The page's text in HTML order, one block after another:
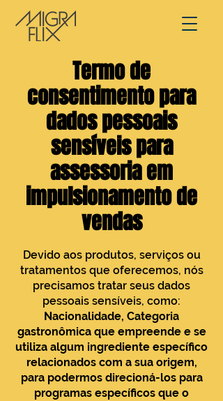
Termo de
consentimento para
dados pessoais
sensíveis para
assessoria em
impulsionamento de
vendas
Devido aos produtos, serviços ou
tratamentos que oferecemos, nós
precisamos tratar seus dados
pessoais sensíveis, como:
Nacionalidade, Categoria
gastronômica que empreende e se
utiliza algum ingrediente específico
relacionados com a sua origem,
para podermos direcioná-los para
programas específicos que o